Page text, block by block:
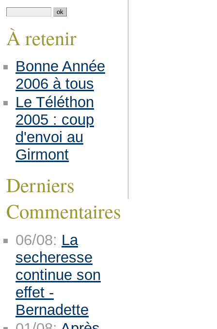
À retenir
Bonne Année
2006 à tous
Le Téléthon
2005 : coup
d'envoi au
Girmont
Derniers
Commentaires
06/08: La
secheresse
continue son
effet -
Bernadette